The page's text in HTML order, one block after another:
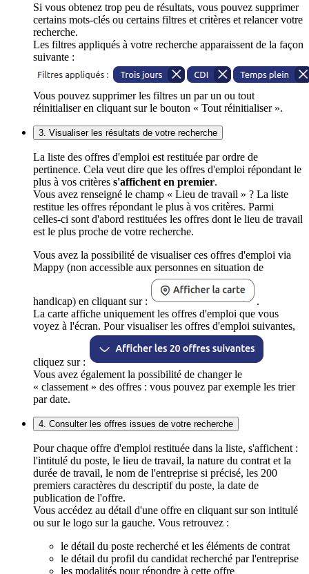
Si vous obtenez trop peu de résultats, vous pouvez supprimer
certains mots-clés ou certains filtres et critères et relancer votre
recherche.
Les filtres appliqués à votre recherche apparaissent de la façon
suivante :
Vous pouvez supprimer les filtres un par un ou tout
réinitialiser en cliquant sur le bouton « Tout réinitialiser ».
3. Visualiser les résultats de votre recherche
La liste des offres d'emploi est restituée par ordre de
pertinence. Cela veut dire que les offres d'emploi répondant le
plus à vos critères s'affichent en premier.
Vous avez renseigné le champ « Lieu de travail » ? La liste
restitue les offres répondant le plus à vos critères. Parmi
celles-ci sont d'abord restituées les offres dont le lieu de travail
est le plus proche de votre recherche.
Vous avez la possibilité de visualiser ces offres d'emploi via
Mappy (non accessible aux personnes en situation de
handicap) en cliquant sur :
.
La carte affiche uniquement les offres d'emploi que vous
voyez à l'écran. Pour visualiser les offres d'emploi suivantes,
cliquez sur :
Vous avez également la possibilité de changer le
« classement » des offres : vous pouvez par exemple les trier
par date.
4. Consulter les offres issues de votre recherche
Pour chaque offre d'emploi restituée dans la liste, s'affichent :
l'intitulé du poste, le lieu de travail, la nature du contrat et la
durée de travail, le nom de l'entreprise si précisé, les 200
premiers caractères du descriptif du poste, la date de
publication de l'offre.
Vous accédez au détail d'une offre en cliquant sur son intitulé
ou sur le logo sur la gauche. Vous retrouvez :
le détail du poste recherché et les éléments de contrat
le détail du profil du candidat recherché par l'entreprise
les modalités pour répondre à cette offre